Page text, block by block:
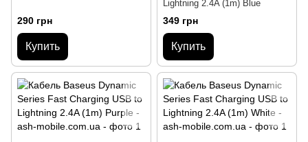
290 грн
Купить
Lightning 2.4A (1m) Blue
349 грн
Купить